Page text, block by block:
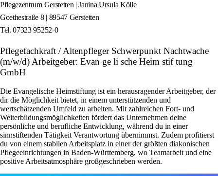
Pflegezentrum Gerstetten | Janina Ursula Kölle
Goethestraße 8 | 89547 Gerstetten
Tel. 07323 95252-0
Pflegefachkraft / Altenpfleger Schwerpunkt Nachtwache
(m/w/d) Arbeitgeber: Evan ge li sche Heim stif tung
GmbH
Die Evangelische Heimstiftung ist ein herausragender Arbeitgeber, der
dir die Möglichkeit bietet, in einem unterstützenden und
wertschätzenden Umfeld zu arbeiten. Mit zahlreichen Fort- und
Weiterbildungsmöglichkeiten fördert das Unternehmen deine
persönliche und berufliche Entwicklung, während du in einer
sinnstiftenden Tätigkeit Verantwortung übernimmst. Zudem profitierst
du von einem stabilen Arbeitsplatz in einer der größten diakonischen
Pflegeeinrichtungen in Baden-Württemberg, wo Teamarbeit und eine
positive Arbeitsatmosphäre großgeschrieben werden.